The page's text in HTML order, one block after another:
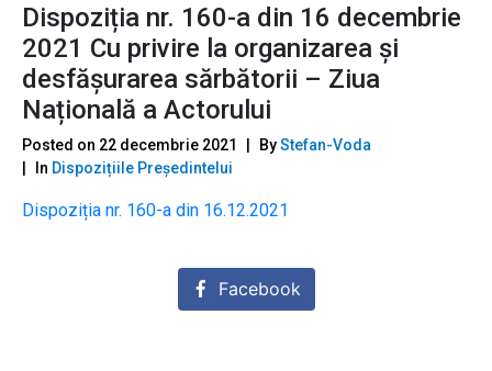
Dispoziția nr. 160-a din 16 decembrie
2021 Сu privire la organizarea şi
desfășurarea sărbătorii – Ziua
Națională a Actorului
Posted on 22 decembrie 2021 ByStefan-Voda
In Dispozițiile Președintelui
Dispoziția nr. 160-a din 16.12.2021
Facebook